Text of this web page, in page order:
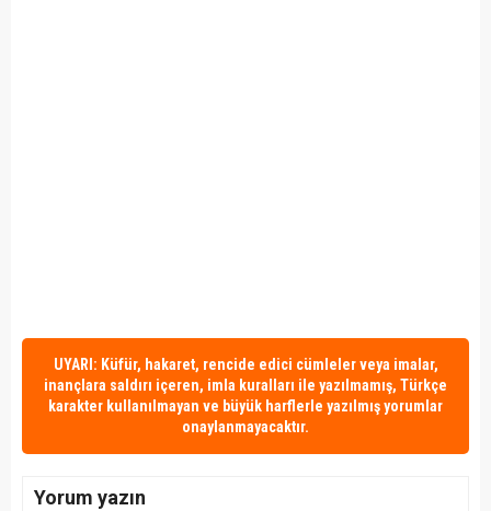
UYARI: Küfür, hakaret, rencide edici cümleler veya imalar,
inançlara saldırı içeren, imla kuralları ile yazılmamış, Türkçe
karakter kullanılmayan ve büyük harflerle yazılmış yorumlar
onaylanmayacaktır.
Yorum yazın